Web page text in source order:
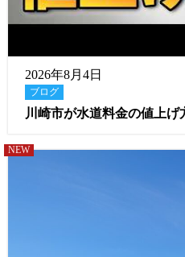
2026年8月4日
ブログ
川崎市が水道料金の値上げ
NEW